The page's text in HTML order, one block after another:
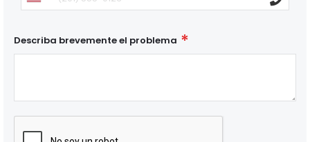
Describa brevemente el problema